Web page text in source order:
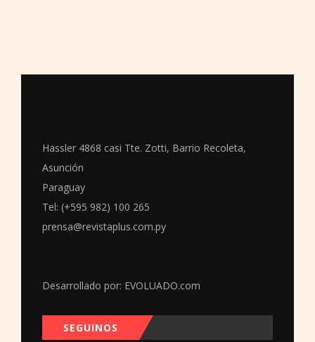
Hassler 4868 casi Tte. Zotti, Barrio Recoleta,
Asunción
Paraguay
Tel: (+595 982) 100 265
prensa@revistaplus.com.py
Desarrollado por: EVOLUADO.com
SEGUINOS